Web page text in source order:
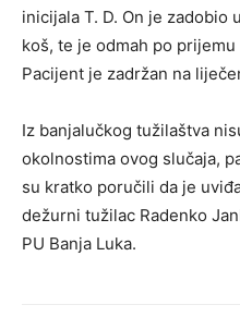
inicijala T. D. On je zadobio
koš, te je odmah po
Pacijent je zadržan na
Iz banjalučkog tužilaštva
okolnostima ovog slučaja,
su kratko poručili da je
dežurni tužilac Radenko
PU Banja Luka.